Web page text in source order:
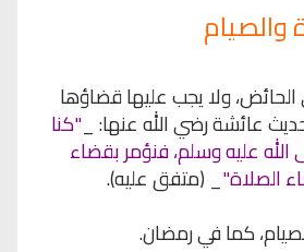
ولا يجب عليها قضاؤها
عائشة رضي الله عنها: _"كنا
عليه وسلم، فنؤمر بقضاء
الصلاة"_ (متفق عليه).
كما في رمضان.